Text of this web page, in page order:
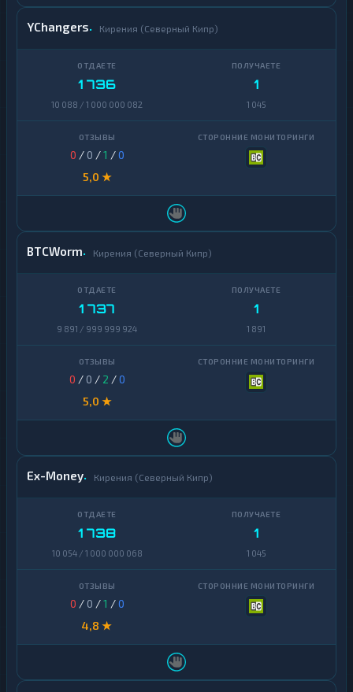
YChangers Кирения (Северный Кипр)
1 736
10 088 / 1 000 000 082
1
1 045
0 / 0 /1 /0
5,0 ★
BTCWorm Кирения (Северный Кипр)
1 737
9 891 / 999 999 924
1
1 891
0 / 0 / 2 /0
5,0 ★
Ex-Money Кирения (Северный Кипр)
1 738
10 054 / 1 000 000 068
1
1 045
0 / 0 /1 /0
4,8 ★